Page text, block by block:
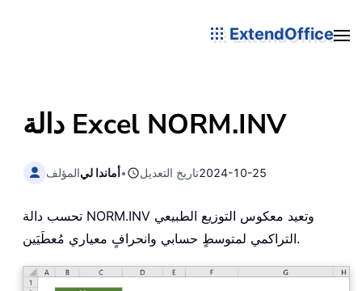
ExtendOffice
دالة Excel NORM.INV
المؤلفأماندا لي• تاريخ التعديل2024-10-25
تحسب دالة NORM.INV وتعيد معكوس التوزيع الطبيعي
التراكمي لمتوسطٍ حسابي وانحرافٍ معياري مُعطَيَين.